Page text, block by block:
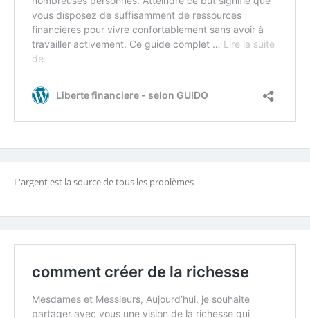
L'argent est la source de tous les problèmes